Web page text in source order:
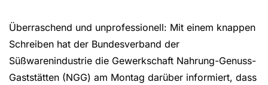
Überraschend und unprofessionell: Mit einem knappen
Schreiben hat der Bundesverband der
Süßwarenindustrie die Gewerkschaft Nahrung-Genuss-
Gaststätten (NGG) am Montag darüber informiert, dass